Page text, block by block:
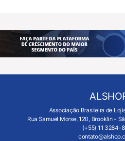
Associação Brasileira de
Rua Samuel Morse, 120, Brooklin -
(+55) 11 3284-